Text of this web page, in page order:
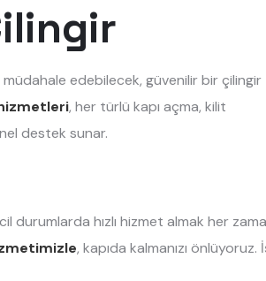
müdahale edebilecek, güvenilir bir çilingir
, her türlü kapı açma, kilit
destek sunar.
durumlarda hızlı hizmet almak her
, kapıda kalmanızı önlüyoruz.